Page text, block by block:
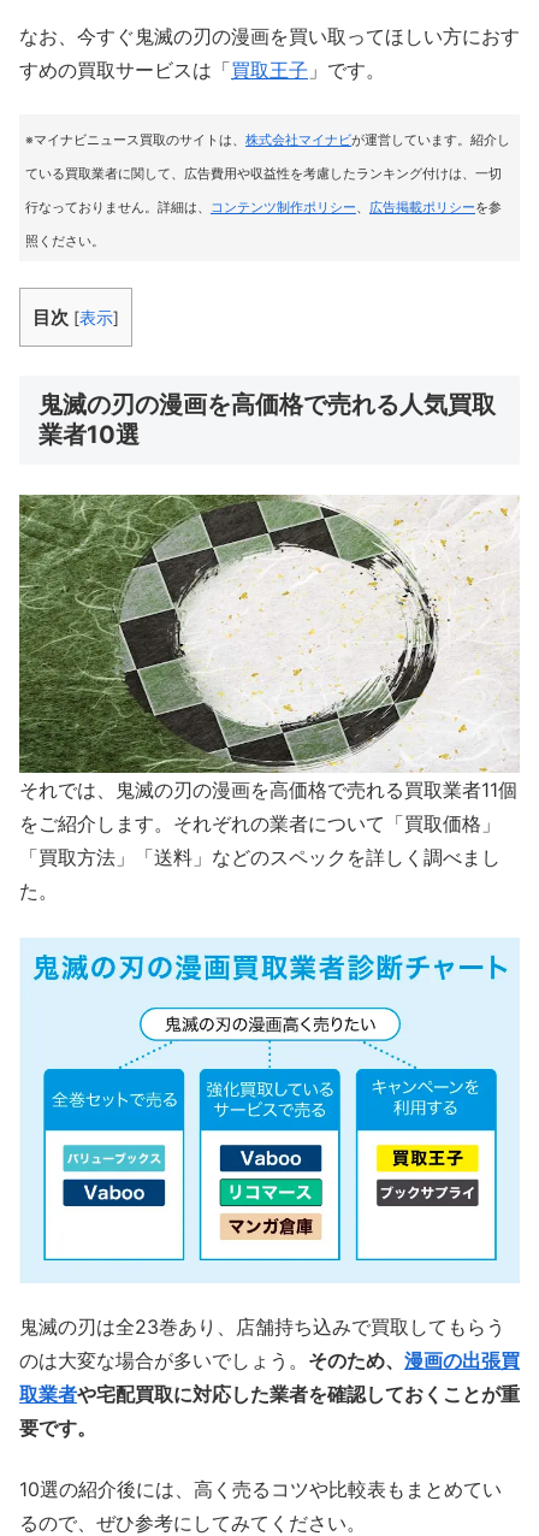
なお、今すぐ鬼滅の刃の漫画を買い取ってほしい方におす
すめの買取サービスは「買取王子 」です。
※マイナビニュース買取のサイトは、 株式会社マイナビが運営しています。紹介し
ている買取業者に関して、広告費用や収益性を考慮したランキング付けは、一切
行なっておりません。詳細は、 コンテンツ制作ポリシー、 広告掲載ポリシーを参
照ください。
目次 [表示]
鬼滅の刃の漫画を高価格で売れる人気買取
業者10選
それでは、鬼滅の刃の漫画を高価格で売れる買取業者11個
をご紹介します。それぞれの業者について「買取価格」
「買取方法」「送料」などのスペックを詳しく調べまし
た。
鬼滅の刃は全23巻あり、店舗持ち込みで買取してもらう
のは大変な場合が多いでしょう。 そのため、 漫画の出張買
取業者や宅配買取に対応した業者を確認しておくことが重
要です。
10選の紹介後には、高く売るコツや比較表もまとめてい
るので、ぜひ参考にしてみてください。